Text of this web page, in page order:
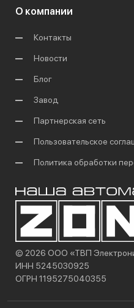
О компании
Контакты
Новости
Блог
Завод
Партнерская сеть
Пользовательское
Политика обработки
© 2026 ООО «ТВП
ИНН 5245030925
ОГРН 1195275040355